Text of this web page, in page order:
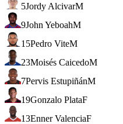
5Jordy AlcivarM
9John YeboahM
15Pedro ViteM
23Moisés CaicedoM
7Pervis EstupiñánM
19Gonzalo PlataF
13Enner ValenciaF